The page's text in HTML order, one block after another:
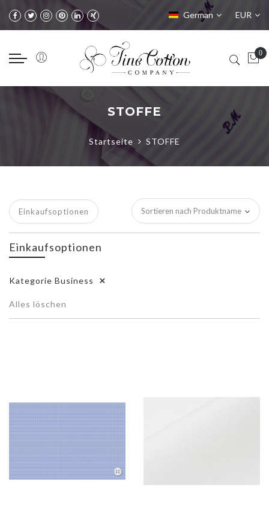
German
EUR
STOFFE
Startseite STOFFE
Einkaufsoptionen
Einkaufsoptionen
Kategorie Business
Alles löschen